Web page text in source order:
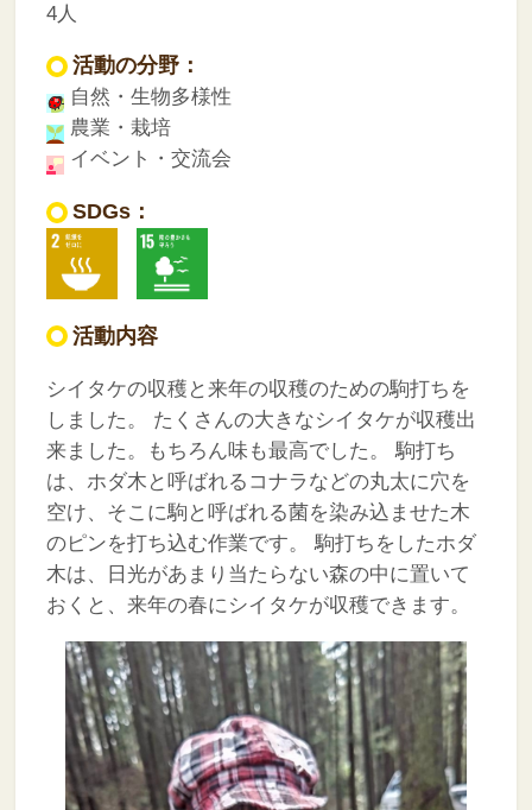
4人
活動の分野：
自然・生物多様性
農業・栽培
イベント・交流会
SDGs：
活動内容
シイタケの収穫と来年の収穫のための駒打ちを
しました。
たくさんの大きなシイタケが収穫出
来ました。もちろん味も最高でした。
駒打ち
は、ホダ木と呼ばれるコナラなどの丸太に穴を
空け、そこに駒と呼ばれる菌を染み込ませた木
のピンを打ち込む作業です。
駒打ちをしたホダ
木は、日光があまり当たらない森の中に置いて
おくと、来年の春にシイタケが収穫できます。